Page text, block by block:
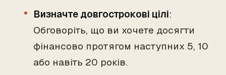
Визначте довгострокові цілі:
Обговоріть, що ви хочете досягти
фінансово протягом наступних 5, 10
або навіть 20 років.